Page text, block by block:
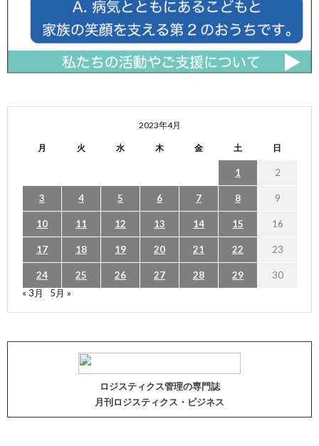
2023年4月
月 火 水 木 金 土 日
1 2
3 4 5 6 7 8 9
10 11 12 13 14 15 16
17 18 19 20 21 22 23
24 25 26 27 28 29
30
« 3月
5月 »
ロジスティクス管理の専門誌
月刊ロジスティクス・ビジネス